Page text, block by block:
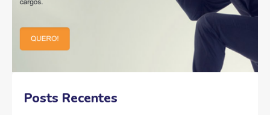
Posts Recentes